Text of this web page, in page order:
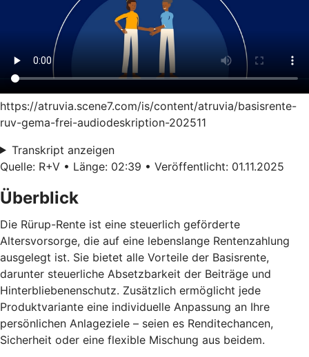
https://atruvia.scene7.com/is/content/atruvia/basisrente-
ruv-gema-frei-audiodeskription-202511
Transkript anzeigen
Quelle: R+V • Länge: 02:39 • Veröffentlicht: 01.11.2025
Überblick
Die Rürup-Rente ist eine steuerlich geförderte
Altersvorsorge, die auf eine lebenslange Rentenzahlung
ausgelegt ist. Sie bietet alle Vorteile der Basisrente,
darunter steuerliche Absetzbarkeit der Beiträge und
Hinterbliebenenschutz. Zusätzlich ermöglicht jede
Produktvariante eine individuelle Anpassung an Ihre
persönlichen Anlageziele – seien es Renditechancen,
Sicherheit oder eine flexible Mischung aus beidem.